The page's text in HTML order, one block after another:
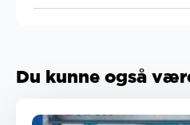
Du kunne også